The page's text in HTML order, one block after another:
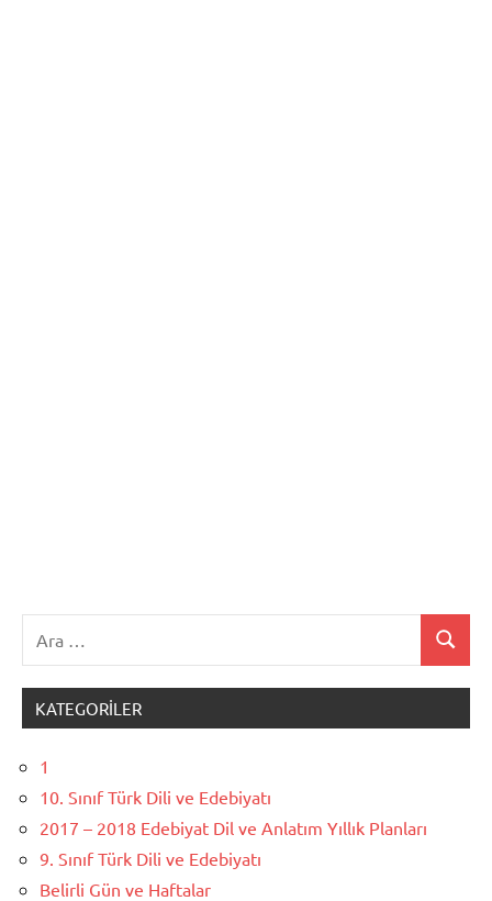
Ara
KATEGORILER
1
10. Sınıf Türk Dili ve Edebiyatı
2017 – 2018 Edebiyat Dil ve Anlatım Yıllık Planları
9. Sınıf Türk Dili ve Edebiyatı
Belirli Gün ve Haftalar